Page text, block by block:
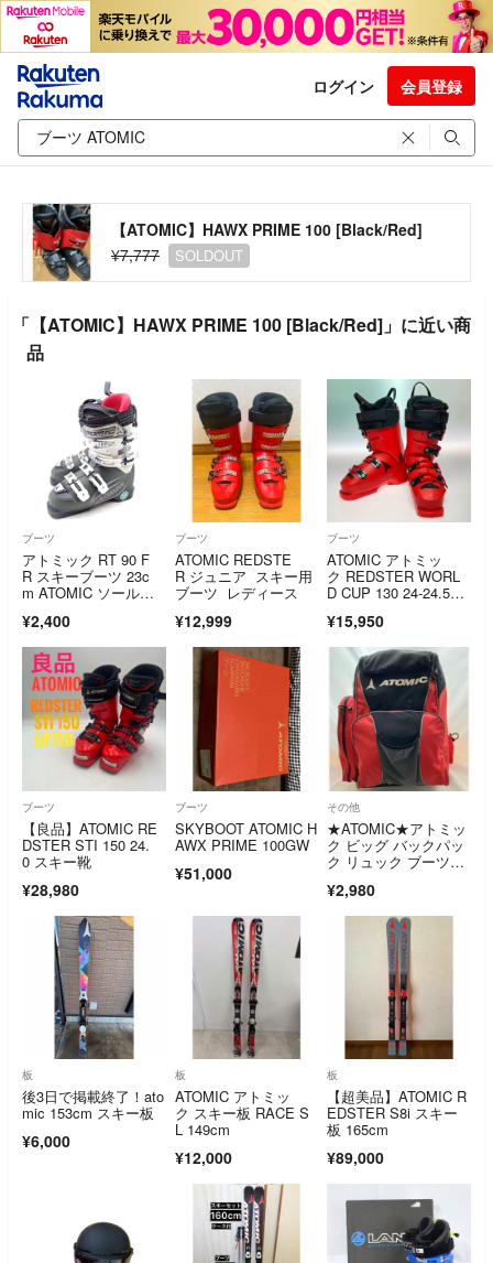
ログイン 会員登録
【ATOMIC】HAWX PRIME 100 [Black/Red]
¥7,777
SOLDOUT
「【ATOMIC】HAWX PRIME 100 [Black/Red]」に近い商
品
ブーツ
アトミック RT 90 F
R スキーブーツ 23c
m ATOMIC ソール長1
¥2,400
ブーツ
ATOMIC REDSTE
R ジュニア スキー用
ブーツ レディース
¥12,999
ブーツ
ATOMIC アトミッ
ク REDSTER WORL
D CUP 130 24-24.5c
m レッド
¥15,950
ブーツ
【良品】ATOMIC RE
DSTER STI 150 24.
0 スキー靴
¥28,980
ブーツ
SKYBOOT ATOMIC H
AWX PRIME 100GW
¥51,000
その他
★ATOMIC★アトミッ
ク ビッグ バックパッ
ク リュック ブーツケ
¥2,980
板
後3日で掲載終了！ato
mic 153cm スキー板
¥6,000
板
ATOMIC アトミッ
ク スキー板 RACE S
L 149cm
¥12,000
板
【超美品】ATOMIC R
EDSTER S8i スキー
板 165cm
¥89,000